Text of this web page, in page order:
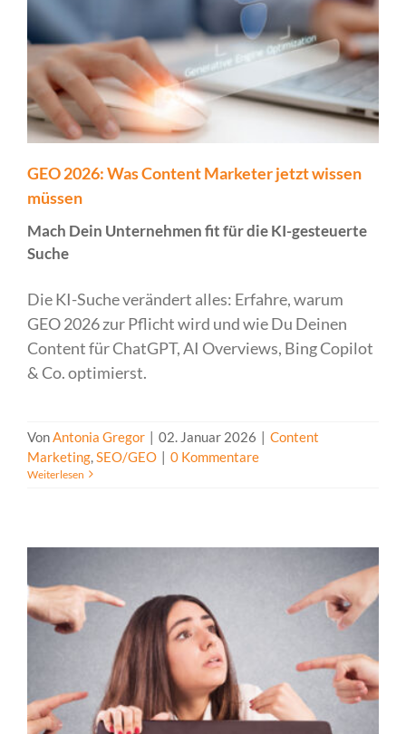
GEO 2026: Was Content Marketer jetzt wissen
müssen
Mach Dein Unternehmen fit für die KI-gesteuerte
Suche
Die KI-Suche verändert alles: Erfahre, warum
GEO 2026 zur Pflicht wird und wie Du Deinen
Content für ChatGPT, AI Overviews, Bing Copilot
& Co. optimierst.
Von Antonia Gregor | 02. Januar 2026 | Content
Marketing SEO/GEO | 0 Kommentare
Weiterlesen